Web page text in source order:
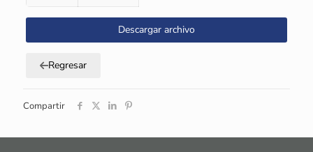
Descargar archivo
Regresar
Compartir